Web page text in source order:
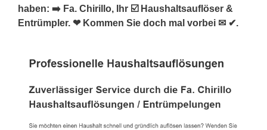
haben: ➡️ Fa. Chirillo, Ihr ☑️ Haushaltsauflöser &
Entrümpler. ❤ Kommen Sie doch mal vorbei ✉ ✔.